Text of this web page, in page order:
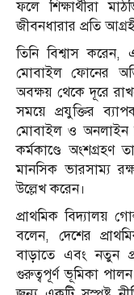
ফলে শিক্ষার্থীরা
জীবনধারার প্রতি
তিনি বিশ্বাস
মোবাইল ফোনের
অবক্ষয় থেকে দূরে
সময়ে প্রযুক্তির
মোবাইল ও অনলাইন
কর্মকাণ্ডে অংশগ্রহণ
মানসিক ভারসাম্য
উল্লেখ করেন।
প্রাথমিক বিদ্যালয়
বলেন, দেশের
বাড়াতে এবং নতুন
গুরুত্বপূর্ণ ভূমিকা